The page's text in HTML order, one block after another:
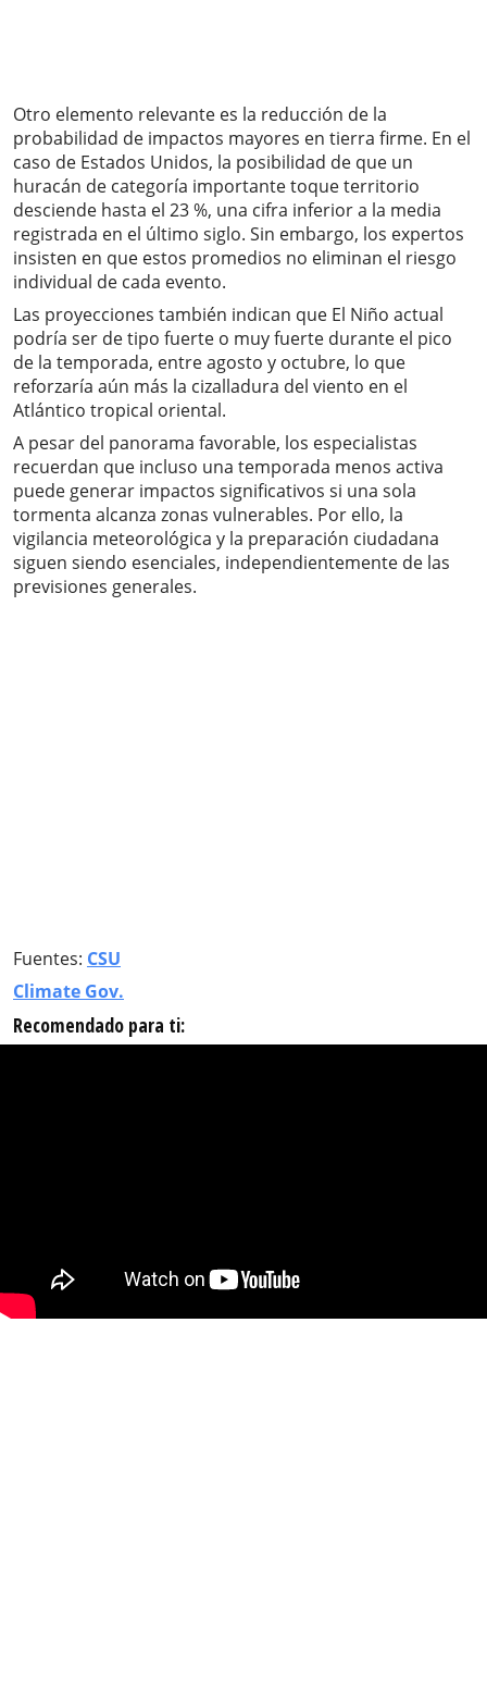
Otro elemento relevante es la reducción de la
probabilidad de impactos mayores en tierra firme. En el
caso de Estados Unidos, la posibilidad de que un
huracán de categoría importante toque territorio
desciende hasta el 23 %, una cifra inferior a la media
registrada en el último siglo. Sin embargo, los expertos
insisten en que estos promedios no eliminan el riesgo
individual de cada evento.
Las proyecciones también indican que El Niño actual
podría ser de tipo fuerte o muy fuerte durante el pico
de la temporada, entre agosto y octubre, lo que
reforzaría aún más la cizalladura del viento en el
Atlántico tropical oriental.
A pesar del panorama favorable, los especialistas
recuerdan que incluso una temporada menos activa
puede generar impactos significativos si una sola
tormenta alcanza zonas vulnerables. Por ello, la
vigilancia meteorológica y la preparación ciudadana
siguen siendo esenciales, independientemente de las
previsiones generales.
Fuentes: CSU
Climate Gov.
Recomendado para ti: